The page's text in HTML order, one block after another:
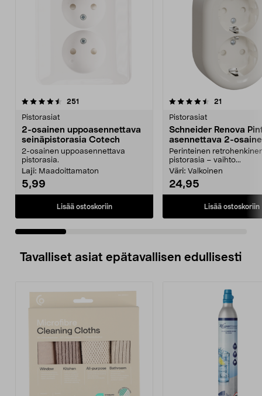
251
Pistorasiat
2-osainen uppoasennettava
seinäpistorasia Cotech
2-osainen uppoasennettava
pistorasia.
Laji: Maadoittamaton
5,99
Lisää ostoskoriin
4.5 viidestä
21
Pistorasiat
Schneider Renova
asennettava 2-
pistorasia,
Perinteinen
pistorasia – vaihto...
Väri: Valkoinen
24,95
Lisää ostoskoriin
4.5 viidestä
Tavalliset asiat epätavallisen edullisesti